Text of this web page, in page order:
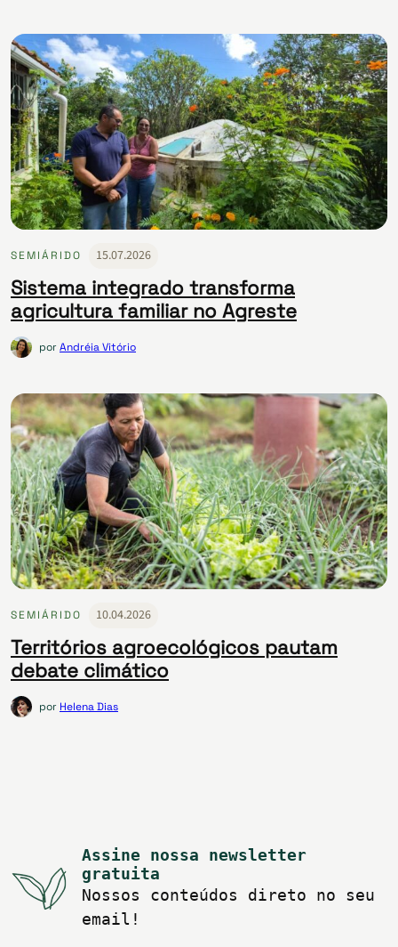
SEMIÁRIDO 15.07.2026
Sistema integrado transforma
agricultura familiar no Agreste
porAndréia Vitório
SEMIÁRIDO 10.04.2026
​​Territórios agroecológicos pautam
debate climático
por Helena Dias
Assine nossa newsletter
gratuita
Nossos conteúdos direto no seu
email!